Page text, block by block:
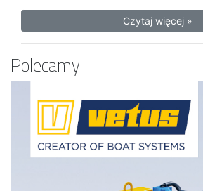
Czytaj więcej »
Polecamy